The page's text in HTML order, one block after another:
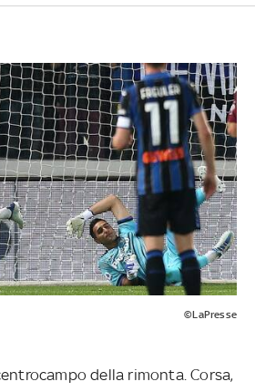
©LaPresse
della rimonta. Corsa,